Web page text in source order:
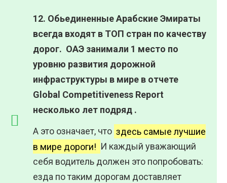
12. Обьединенные Арабские Эмираты
всегда входят в ТОП стран по качеству
дорог. ОАЭ занимали 1 место по
уровню развития дорожной
инфраструктуры в мире в отчете
Global Competitiveness Report
несколько лет подряд .
А это означает, что здесь самые лучшие
в мире дороги! И каждый уважающий
себя водитель должен это попробовать:
езда по таким дорогам доставляет